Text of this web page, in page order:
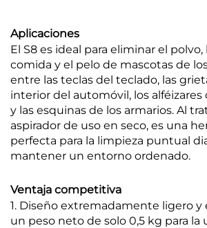
Aplicaciones
El S8 es ideal para eliminar el polvo,
comida y el pelo de mascotas de
entre las teclas del teclado, las
interior del automóvil, los alféizares
y las esquinas de los armarios. Al
aspirador de uso en seco, es una
perfecta para la limpieza puntual
mantener un entorno ordenado.
Ventaja competitiva
1. Diseño extremadamente ligero y
un peso neto de solo 0,5 kg para la